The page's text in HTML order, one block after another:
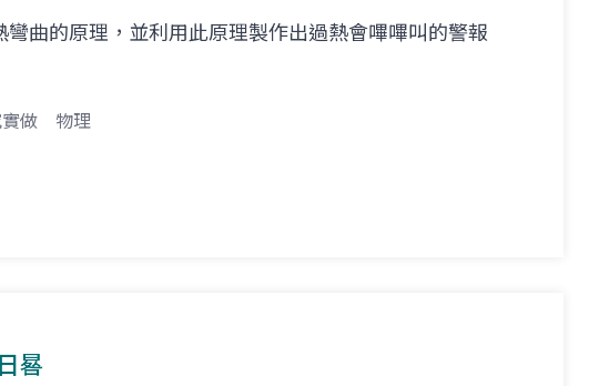
彎曲的原理，並利用此原理製作出過熱會嗶嗶叫的警報
做 物理
晷